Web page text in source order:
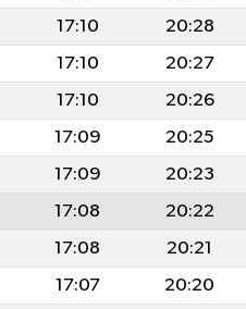
17:10 20:28
17:10 20:27
17:10 20:26
17:09 20:25
17:09 20:23
17:08 20:22
17:08 20:21
17:07 20:20